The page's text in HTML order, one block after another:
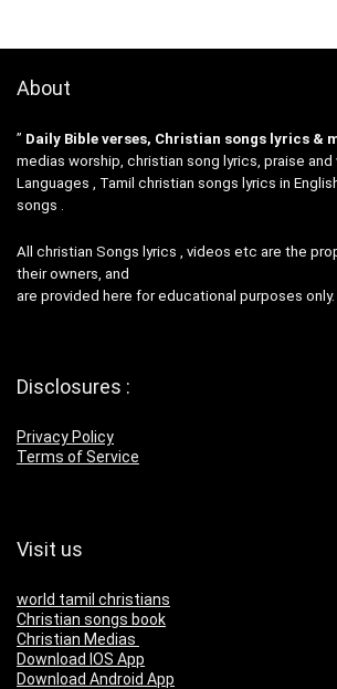
About
” Daily Bible verses, Christian songs lyrics &
medias worship, christian song lyrics, praise and
Languages , Tamil christian songs lyrics in
songs .
All christian Songs lyrics , videos etc are the
their owners, and
are provided here for educational purposes only.
Disclosures :
Privacy Policy
Terms of Service
Visit us
world tamil christians
Christian songs book
Christian Medias
Download IOS App
Download Android App